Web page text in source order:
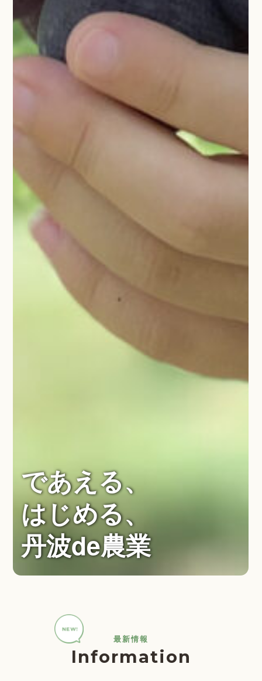
であえる、
はじめる、
丹波de農業
最新情報
Information